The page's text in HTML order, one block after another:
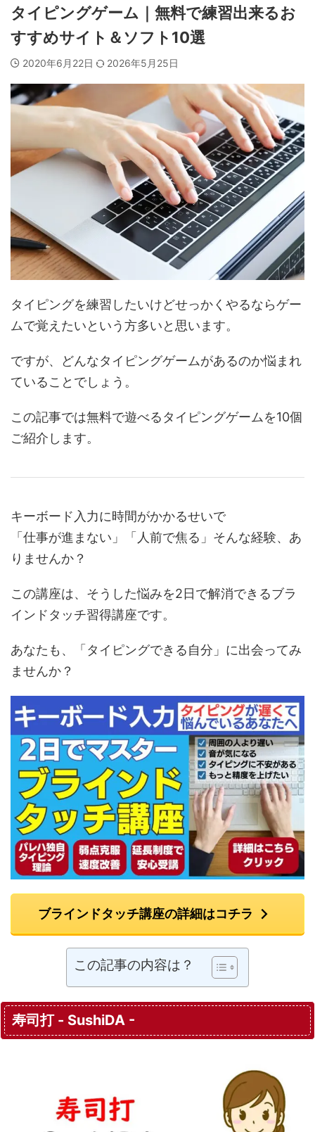
タイピングゲーム｜無料で練習出来るお
すすめサイト＆ソフト10選
2020年6月22日 2026年5月25日
タイピングを練習したいけどせっかくやるならゲー
ムで覚えたいという方多いと思います。
ですが、どんなタイピングゲームがあるのか悩まれ
ていることでしょう。
この記事では無料で遊べるタイピングゲームを10個
ご紹介します。
キーボード入力に時間がかかるせいで
「仕事が進まない」「人前で焦る」そんな経験、あ
りませんか？
この講座は、そうした悩みを2日で解消できるブラ
インドタッチ習得講座です。
あなたも、「タイピングできる自分」に出会ってみ
ませんか？
ブラインドタッチ講座の詳細はコチラ
この記事の内容は？
寿司打 - SushiDA -